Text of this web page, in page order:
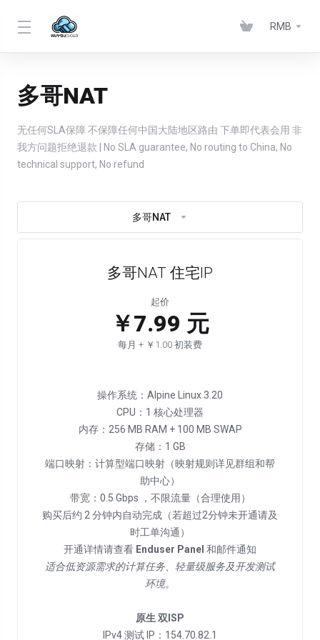
RMB
多哥NAT
无任何SLA保障 不保障任何中国大陆地区路由 下单即代表会用 非
我方问题拒绝退款 | No SLA guarantee, No routing to China, No
technical support, No refund
多哥NAT
多哥NAT 住宅IP
起价
￥7.99 元
每月 + ￥1.00 初装费
操作系统：Alpine Linux 3.20
CPU：1 核心处理器
内存：256 MB RAM + 100 MB SWAP
存储：1 GB
端口映射：计算型端口映射（映射规则详见群组和帮
助中心）
带宽：0.5 Gbps ，不限流量（合理使用）
购买后约 2 分钟内自动完成（若超过2分钟未开通请及
时工单沟通）
开通详情请查看 Enduser Panel
适合低资源需求的计算任务、轻量级服务及开发测试
环境。
原生 双ISP
IPv4 测试 IP：154.70.82.1